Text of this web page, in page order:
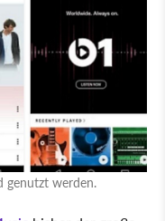
genutzt werden.